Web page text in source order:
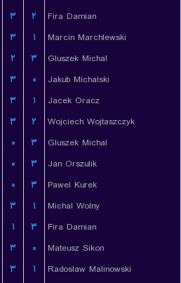
۳ ۲
Fira Damian
۳ ۱
Marcin Marchlewski
۲ ۳
Gluszek Michal
۳ ۰
Jakub Michalski
۳ ۱
Jacek Oracz
۳ ۲
Wojciech Wojtaszczyk
۰ ۳
Gluszek Michal
۰ ۳
Jan Orszulik
۰ ۳
Pawel Kurek
۳ ۱
Michal Wolny
۱ ۳
Fira Damian
۳ ۰
Mateusz Sikon
۳ ۱
Radoslaw Malinowski